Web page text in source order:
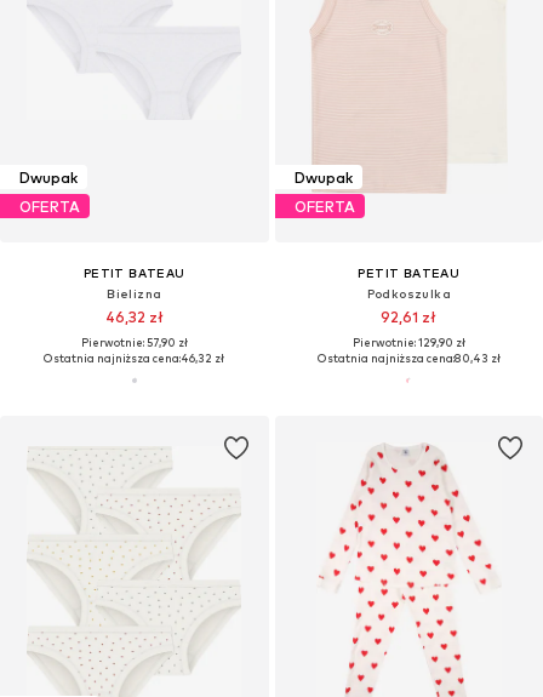
Dwupak
OFERTA
PETIT BATEAU
Bielizna
46,32 zł
Pierwotnie: 57,90 zł
Ostatnia najniższa cena:46,32 zł
Dwupak
OFERTA
PETIT BATEAU
Podkoszulka
92,61 zł
Pierwotnie: 129,90 zł
Ostatnia najniższa cena:80,43 zł